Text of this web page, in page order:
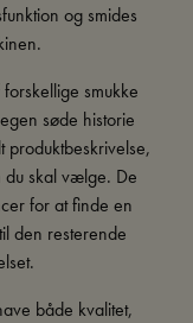
og smides
smukke
søde historie
du skal vælge. De
for at finde en
den resterende
både kvalitet,